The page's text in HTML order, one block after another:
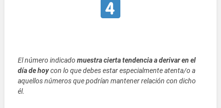
El número indicadomuestra cierta tendencia a derivar en el
día de hoycon lo que debes estar especialmente atenta/o a
aquellos números que podrían mantener relación con dicho
él.